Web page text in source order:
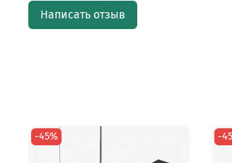
Написать отзыв
-45% -